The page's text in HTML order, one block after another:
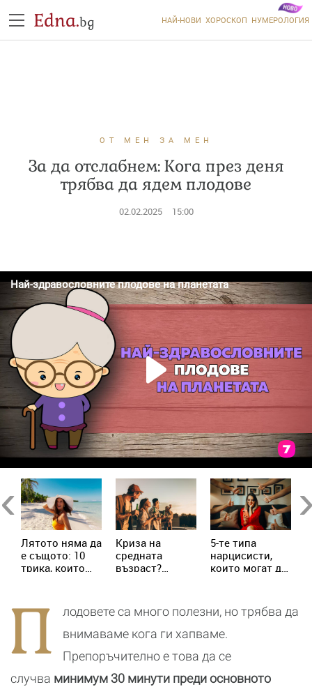
Edna.bg НАЙ-НОВИ ХОРОСКОП НУМЕРОЛОГИЯ
ОТ МЕН ЗА МЕН
За да отслабнем: Кога през деня
трябва да ядем плодове
02.02.2025 15:00
Лятото няма да
е същото: 10
трика, които
Криза на
средната
възраст?
правилата
5-те типа
нарцисисти,
които могат да
всеки ден
П
лодовете са много полезни, но трябва да
внимаваме кога ги хапваме.
Препоръчително е това да се
случва минимум 30 минути преди основното